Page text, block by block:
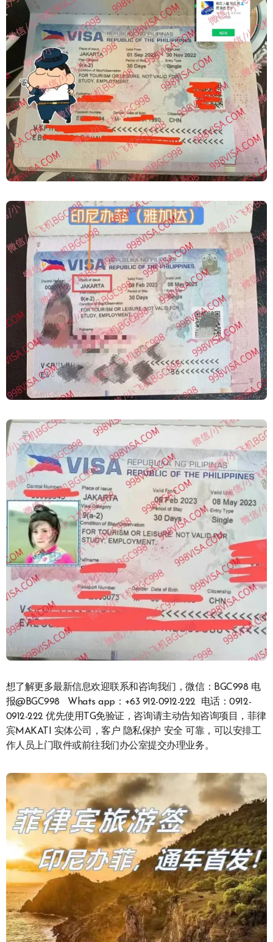
想了解更多最新信息欢迎联系和咨询我们，微信：BGC998 电
报@BGC998 Whats app：+63 912-0912-222 电话：0912-
0912-222 优先使用TG免验证，咨询请主动告知咨询项目，菲律
宾MAKATI 实体公司，客户 隐私保护 安全 可靠，可以安排工
作人员上门取件或前往我们办公室提交办理业务。